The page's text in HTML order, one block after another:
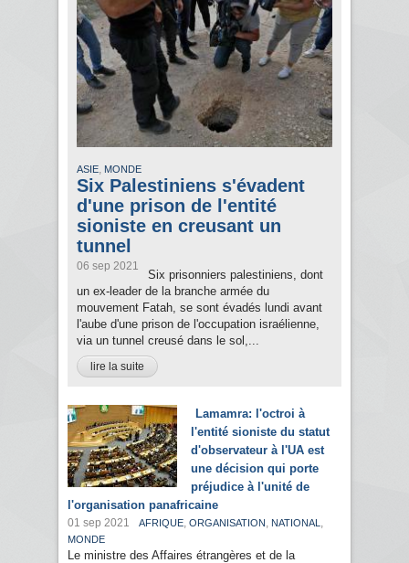
ASIE, MONDE
Six Palestiniens s'évadent
d'une prison de l'entité
sioniste en creusant un
tunnel
06 sep 2021
Six prisonniers palestiniens, dont
un ex-leader de la branche armée du
mouvement Fatah, se sont évadés lundi avant
l'aube d'une prison de l'occupation israélienne,
via un tunnel creusé dans le sol,...
lire la suite
Lamamra: l'octroi à
l'entité sioniste du statut
d'observateur à l'UA est
une décision qui porte
préjudice à l'unité de
l'organisation panafricaine
01 sep 2021 AFRIQUE, ORGANISATION , NATIONAL ,
MONDE
Le ministre des Affaires étrangères et de la